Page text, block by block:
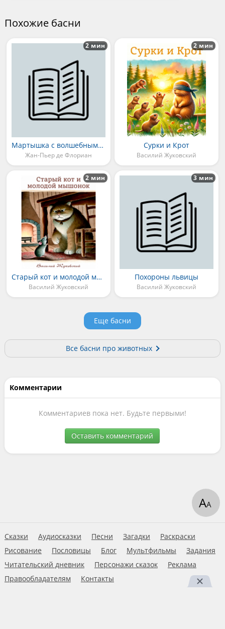
Похожие басни
Мартышка с волшебным фонарем
Жан-Пьер де Флориан
2 мин
Сурки и Крот
Василий Жуковский
2 мин
Старый кот и молодой мышонок
Василий Жуковский
2 мин
Похороны львицы
Василий Жуковский
3 мин
Еще басни
Все басни про животных
Комментарии
Комментариев пока нет. Будьте первыми!
Оставить комментарий
Сказки Аудиосказки Песни Загадки
Раскраски
Рисование
Пословицы Блог Мультфильмы
Задания
Читательский дневник
Персонажи сказок
Реклама
Правообладателям
Контакты
АА